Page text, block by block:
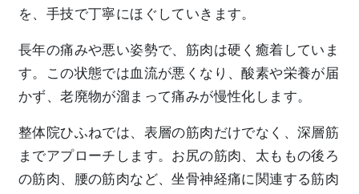
を、手技で丁寧にほぐしていきます。
長年の痛みや悪い姿勢で、筋肉は硬く癒着していま
す。この状態では血流が悪くなり、酸素や栄養が届
かず、老廃物が溜まって痛みが慢性化します。
整体院ひふねでは、表層の筋肉だけでなく、深層筋
までアプローチします。お尻の筋肉、太ももの後ろ
の筋肉、腰の筋肉など、坐骨神経痛に関連する筋肉